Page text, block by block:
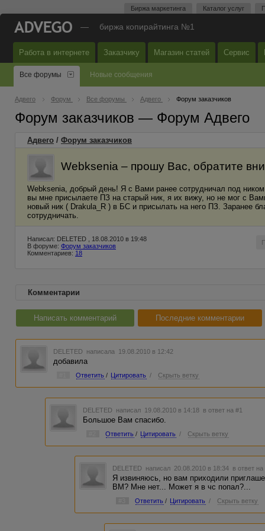
Биржа маркетинга Каталог услуг
— биржа копирайтинга №1
Работа в интернете Заказчику Магазин статей Сервис
Все форумы Новые сообщения
Адвего Форум Все форумы Адвего Форум заказчиков
Форум заказчиков — Форум Адвего
Адвего / Форум заказчиков
Webksenia – прошу Вас, обратите
Webksenia, добрый день! Я с Вами ранее сотрудничал под
вы мне присылаете ПЗ на старый ник, я их вижу, но не мог с
новый ник ( Drakula_R ) в БС и присылать на него ПЗ. Заранее
сотрудничать.
Написал: DELETED , 18.08.2010 в 19:48
В форуме: Форум заказчиков
Комментариев: 18
Комментарии
Написать комментарий Последние комментарии
DELETED написала 19.08.2010 в 12:42
добавила
Ответить / Цитировать / Скрыть ветку
DELETED написал 19.08.2010 в 14:18 в ответ на #1
Большое Вам спасибо.
Ответить / Цитировать / Скрыть ветку
DELETED написал 20.08.2010 в 18:34 в ответ на
Я извиняюсь, но вам приходили
ВМ? Мне нет... Может я в чс попал?...
Ответить / Цитировать / Скрыть ветку